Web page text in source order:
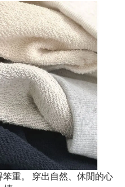
重。 穿出自然、休閒的心